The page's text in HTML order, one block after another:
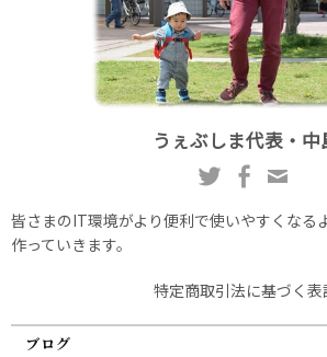
うぇぶしま代表・中
皆さまのIT環境がより便利で使いやすくなる
作っていきます。
特定商取引法に基づく表
ブログ